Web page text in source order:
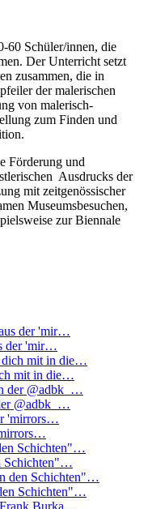
60 Schüler/innen, die
Der Unterricht setzt
zusammen, die in
der malerischen
von malerisch-
zum Finden und
Förderung und
Ausdrucks der
mit zeitgenössischer
Museumsbesuchen,
zur Biennale
der 'mir…
mit in die…
@adbk_…
Schichten"…
Schichten"…